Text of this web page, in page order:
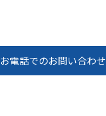
お電話でのお問い合わせ